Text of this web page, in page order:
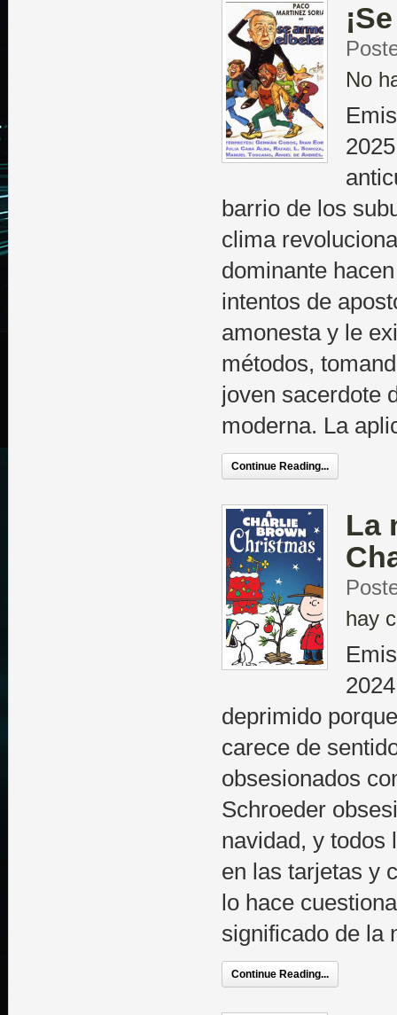
No
barrio de los
clima
dominante
intentos de
amonesta y le
métodos,
joven sacerdote
moderna. La
Continue Reading...
La
hay
deprimido
carece de
obsesionados
Schroeder
navidad, y todos
en las tarjetas y
lo hace
significado de la
Continue Reading...